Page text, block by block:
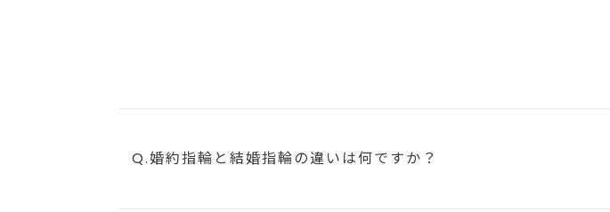
Q.婚約指輪と結婚指輪の違いは何ですか？